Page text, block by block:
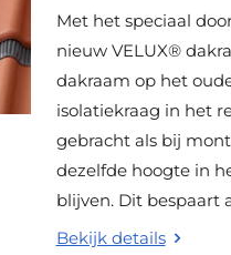
Met het speciaal
nieuw VELUX®
dakraam op het
isolatiekraag in het
gebracht als bij
dezelfde hoogte in
blijven. Dit bespaart
Bekijk details